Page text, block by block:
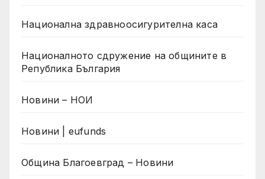
Национална здравноосигурителна каса
Националното сдружение на общините в
Република България
Новини – НОИ
Новини | eufunds
Община Благоевград – Новини